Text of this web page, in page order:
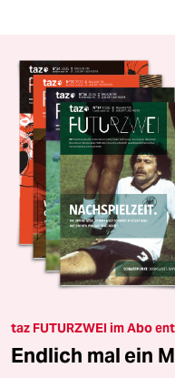
taz FUTURZWEI im Abo
Endlich mal ein